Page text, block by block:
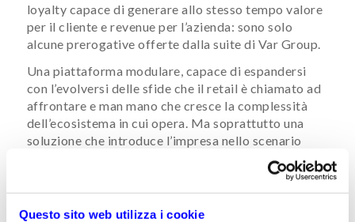
Questo sito web utilizza i cookie
loyalty capace di generare allo stesso tempo valore
per il cliente e revenue per l’azienda: sono solo
alcune prerogative offerte dalla suite di Var Group.
Una piattaforma modulare, capace di espandersi
con l’evolversi delle sfide che il retail è chiamato ad
affrontare e man mano che cresce la complessità
dell’ecosistema in cui opera. Ma soprattutto una
soluzione che introduce l’impresa nello scenario
della data-driven economy, in cui riuscire a estrarre
valore dalle informazioni significherà sempre di più
predire le trasformazioni del mercato e cavalcarle,
anziché fronteggiarle in maniera tradizionale,